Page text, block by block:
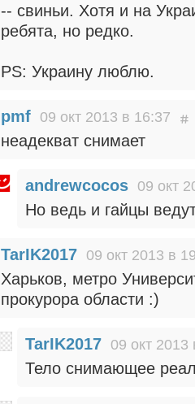
-- свиньи. Хотя и на
ребята, но редко.
PS: Украину люблю.
pmf 09 окт 2013 в 16:37
неадекват снимает
andrewcocos 09 окт
Но ведь и гайцы
TarIK2017 09 окт 2013 в
Харьков, метро
прокурора области :)
TarIK2017 09 окт 2013
Тело снимающее